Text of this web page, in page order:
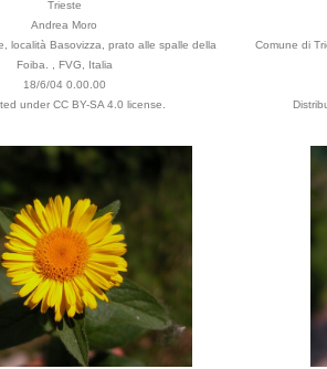
Trieste
Andrea Moro
località Basovizza, prato alle spalle della
Foiba. , FVG, Italia
18/6/04 0.00.00
under CC BY-SA 4.0 license.
Comune di